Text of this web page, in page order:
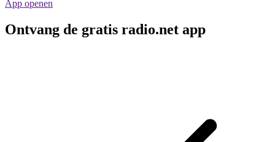
App openen
Ontvang de gratis radio.net app